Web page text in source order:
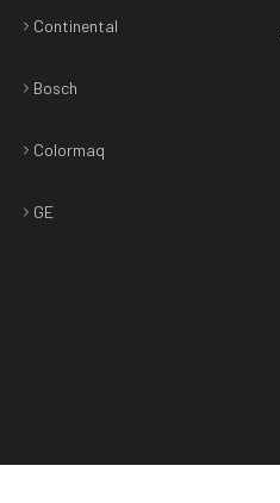
Continental
Bosch
Colormaq
GE